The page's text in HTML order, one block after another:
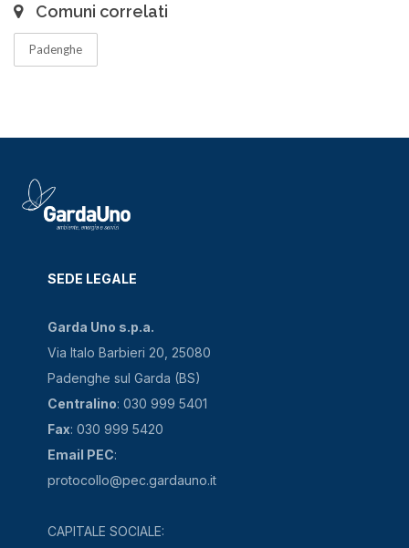
Comuni correlati
Padenghe
SEDE LEGALE
Garda Uno s.p.a.
Via Italo Barbieri 20, 25080
Padenghe sul Garda (BS)
Centralino: 030 999 5401
Fax: 030 999 5420
Email PEC:
protocollo@pec.gardauno.it
CAPITALE SOCIALE: